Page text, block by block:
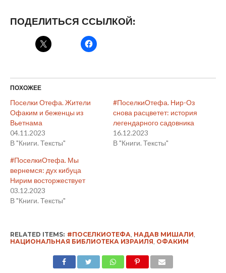
ПОДЕЛИТЬСЯ ССЫЛКОЙ:
ПОХОЖЕЕ
Поселки Отефа. Жители
Офаким и беженцы из
Вьетнама
04.11.2023
В "Книги. Тексты"
#ПоселкиОтефа. Нир-Оз
снова расцветет: история
легендарного садовника
16.12.2023
В "Книги. Тексты"
#ПоселкиОтефа. Мы
вернемся: дух кибуца
Нирим восторжествует
03.12.2023
В "Книги. Тексты"
RELATED ITEMS: #ПОСЕЛКИОТЕФА, НАДАВ МИШАЛИ,
НАЦИОНАЛЬНАЯ БИБЛИОТЕКА ИЗРАИЛЯ, ОФАКИМ